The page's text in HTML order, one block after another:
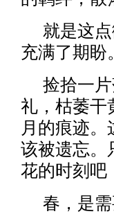
就是这
充满了期盼
捡拾一
礼，枯萎干
月的痕迹
该被遗忘。
花的时刻吧
春，是